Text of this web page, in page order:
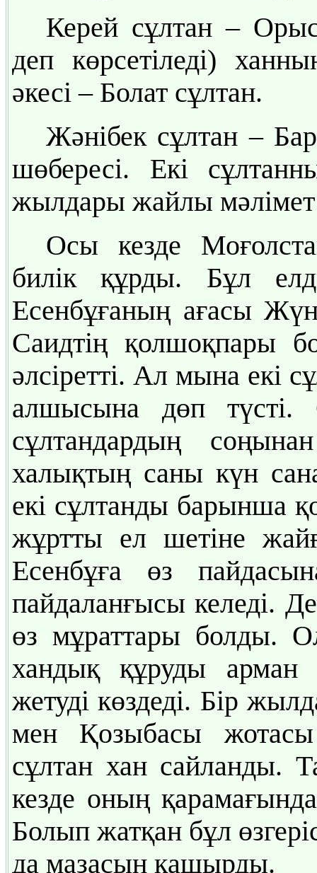
Керей сұлтан –
деп көрсетіледі)
әкесі – Болат сұлтан.
Жәнібек сұлтан –
шөбересі. Екі
жылдары жайлы
Осы кезде
билік құрды. Бұл
Есенбұғаның ағасы
Саидтің қолшоқпары
әлсіретті. Ал мына екі
алшысына дөп түсті.
сұлтандардың
халықтың саны күн
екі сұлтанды барынша
жұртты ел шетіне
Есенбұға өз
пайдаланғысы келеді.
өз мұраттары болды.
хандық құруды арман
жетуді көздеді. Бір
мен Қозыбасы
сұлтан хан сайланды.
кезде оның
Болып жатқан бұл
да мазасын қашырды.